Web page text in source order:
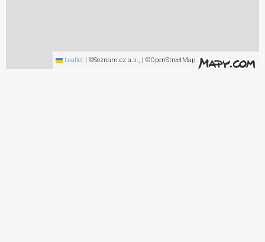
Leaflet | ©Seznam.cz a.s., | ©OpenStreetMap